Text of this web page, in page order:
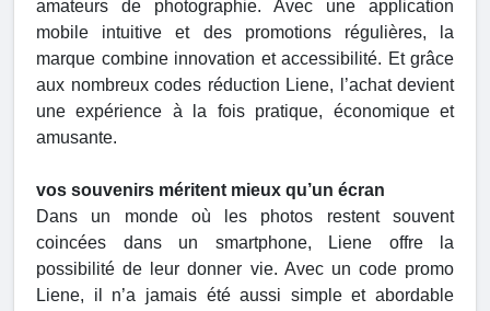
amateurs de photographie. Avec une application
mobile intuitive et des promotions régulières, la
marque combine innovation et accessibilité. Et grâce
aux nombreux codes réduction Liene, l’achat devient
une expérience à la fois pratique, économique et
amusante.
vos souvenirs méritent mieux qu’un écran
Dans un monde où les photos restent souvent
coincées dans un smartphone, Liene offre la
possibilité de leur donner vie. Avec un code promo
Liene, il n’a jamais été aussi simple et abordable